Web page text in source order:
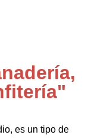
es un tipo de